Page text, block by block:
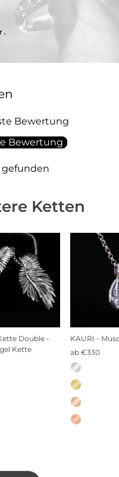
Bewertung
Bewertung
gefunden
Ketten
Double -
Kette
KAURI -
ab €330
Material
—
Silber